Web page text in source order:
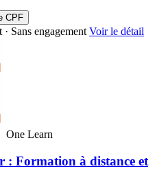
CPF
· Sans engagement Voir le détail
One Learn
: Formation à distance et